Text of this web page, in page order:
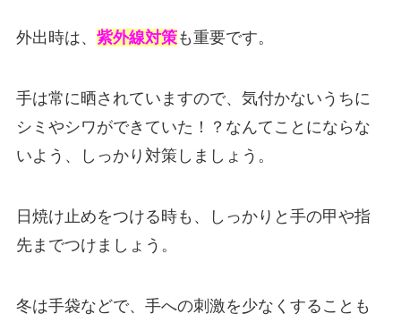
外出時は、 紫外線対策も重要です。
手は常に晒されていますので、気付かないうちに
シミやシワができていた！？なんてことにならな
いよう、しっかり対策しましょう。
日焼け止めをつける時も、しっかりと手の甲や指
先までつけましょう。
冬は手袋などで、手への刺激を少なくすることも